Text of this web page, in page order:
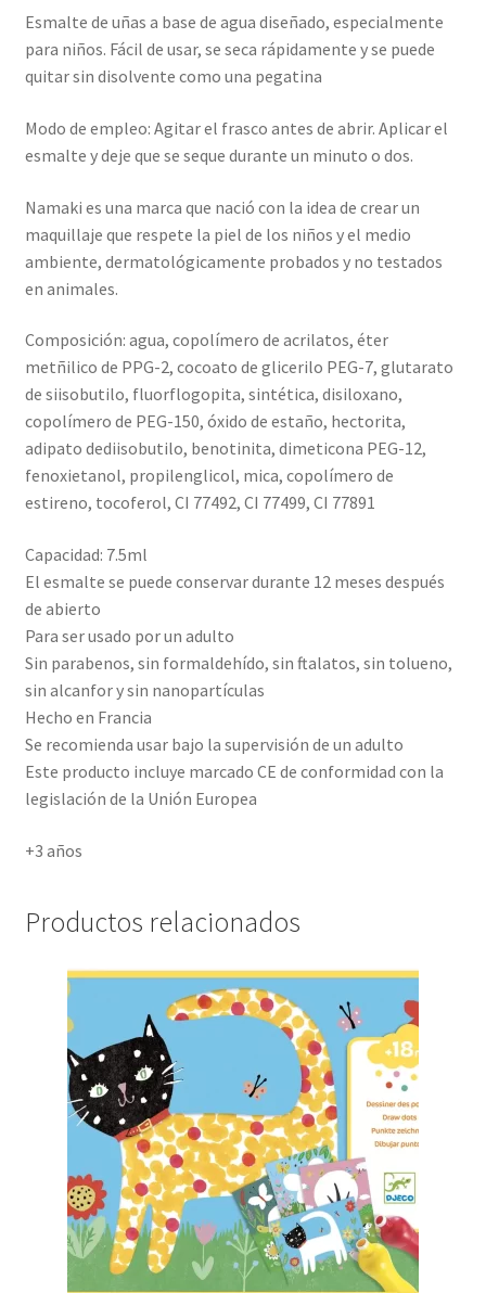
Esmalte de uñas a base de agua diseñado, especialmente
para niños. Fácil de usar, se seca rápidamente y se puede
quitar sin disolvente como una pegatina
Modo de empleo: Agitar el frasco antes de abrir. Aplicar el
esmalte y deje que se seque durante un minuto o dos.
Namaki es una marca que nació con la idea de crear un
maquillaje que respete la piel de los niños y el medio
ambiente, dermatológicamente probados y no testados
en animales.
Composición: agua, copolímero de acrilatos, éter
metñilico de PPG-2, cocoato de glicerilo PEG-7, glutarato
de siisobutilo, fluorflogopita, sintética, disiloxano,
copolímero de PEG-150, óxido de estaño, hectorita,
adipato dediisobutilo, benotinita, dimeticona PEG-12,
fenoxietanol, propilenglicol, mica, copolímero de
estireno, tocoferol, CI 77492, CI 77499, CI 77891
Capacidad: 7.5ml
El esmalte se puede conservar durante 12 meses después
de abierto
Para ser usado por un adulto
Sin parabenos, sin formaldehído, sin ftalatos, sin tolueno,
sin alcanfor y sin nanopartículas
Hecho en Francia
Se recomienda usar bajo la supervisión de un adulto
Este producto incluye marcado CE de conformidad con la
legislación de la Unión Europea
+3 años
Productos relacionados